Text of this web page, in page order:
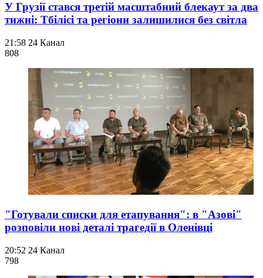
У Грузії стався третій масштабний блекаут за два
тижні: Тбілісі та регіони залишилися без світла
21:58 24 Канал
808
"Готували списки для етапування": в "Азові"
розповіли нові деталі трагедії в Оленівці
20:52 24 Канал
798